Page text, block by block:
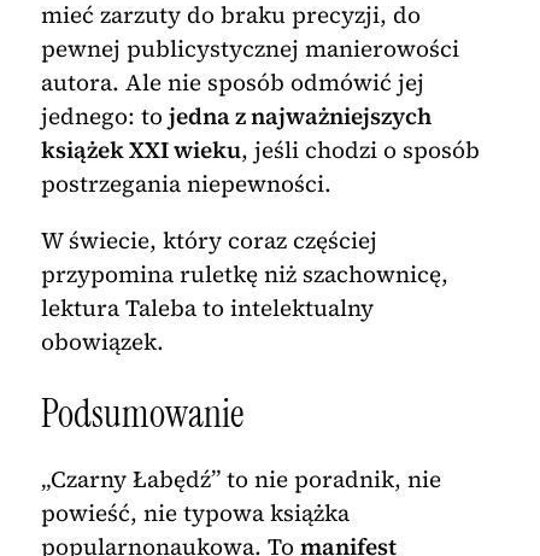
mieć zarzuty do braku precyzji, do
pewnej publicystycznej manierowości
autora. Ale nie sposób odmówić jej
jednego: to jedna z najważniejszych
książek XXI wieku, jeśli chodzi o sposób
postrzegania niepewności.
W świecie, który coraz częściej
przypomina ruletkę niż szachownicę,
lektura Taleba to intelektualny
obowiązek.
Podsumowanie
„Czarny Łabędź” to nie poradnik, nie
powieść, nie typowa książka
popularnonaukowa. To manifest